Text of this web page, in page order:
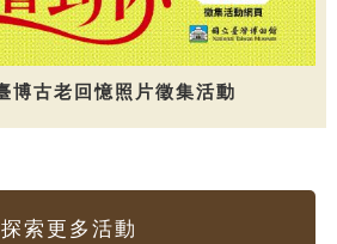
博古老回憶照片徵集活動
探索更多活動